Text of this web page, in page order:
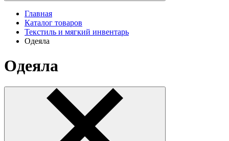
Главная
Каталог товаров
Текстиль и мягкий инвентарь
Одеяла
Одеяла